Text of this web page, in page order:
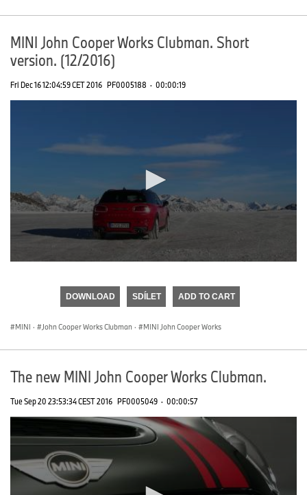
MINI John Cooper Works Clubman. Short
version. (12/2016)
Fri Dec 16 12:04:59 CET 2016 PF0005188 · 00:00:19
DOWNLOAD SDÍLET ADD TO CART
MINI · John Cooper Works Clubman · MINI John Cooper Works
The new MINI John Cooper Works Clubman.
Tue Sep 20 23:53:34 CEST 2016 PF0005049 · 00:00:57